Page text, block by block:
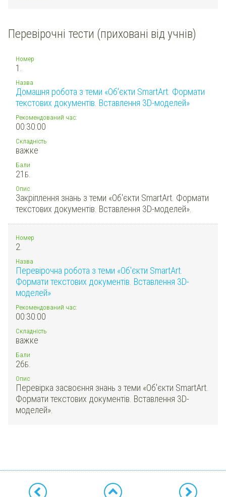
Перевірочні тести (приховані від учнів)
Номер
1.
Назва
Домашня робота з теми «Об'єкти SmartArt. Формати
текстових документів. Вставлення 3D-моделей»
Рекомендований час:
00:30:00
Складність
важке
Бали
21 Б.
Опис
Закріплення знань з теми «Об'єкти SmartArt. Формати
текстових документів. Вставлення 3D-моделей».
Номер
2.
Назва
Перевірочна робота з теми «Об'єкти SmartArt.
Формати текстових документів. Вставлення 3D-
моделей»
Рекомендований час:
00:30:00
Складність
важке
Бали
26Б.
Опис
Перевірка засвоєння знань з теми «Об'єкти SmartArt.
Формати текстових документів. Вставлення 3D-
моделей».